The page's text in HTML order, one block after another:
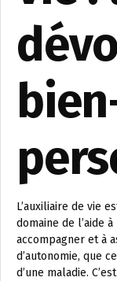
L’auxiliaire de vie
domaine de l’aide
accompagner et à
d’autonomie, que
d’une maladie.